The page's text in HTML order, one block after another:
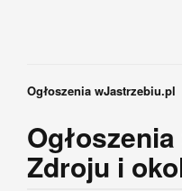
Ogłoszenia wJastrzebiu.pl
Zdroju i